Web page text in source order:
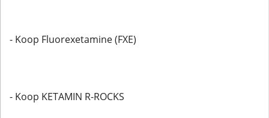
- Koop Fluorexetamine (FXE)
- Koop KETAMIN R-ROCKS